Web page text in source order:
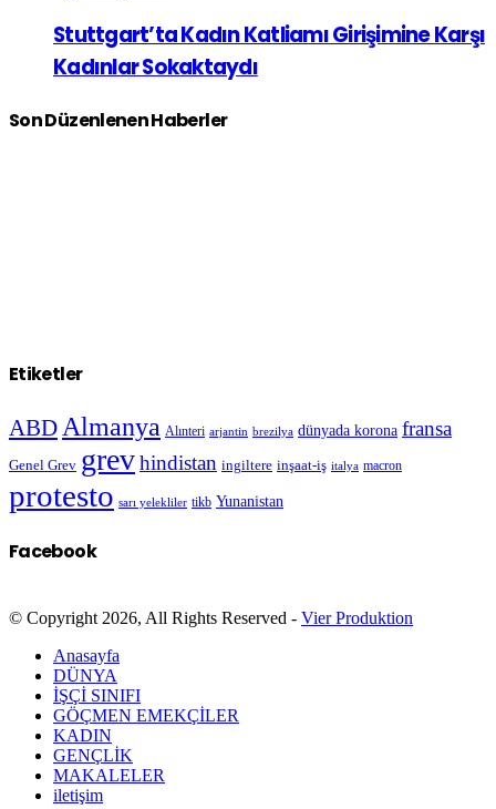
Stuttgart’ta Kadın Katliamı Girişimine Karşı
Kadınlar Sokaktaydı
Son Düzenlenen Haberler
Etiketler
ABD Almanya Alınteri arjantin brezilya dünyada korona fransa
Genel Grev grevhindistan ingiltere inşaat-iş italya macron
protesto sarı yelekliler tikb Yunanistan
Facebook
© Copyright 2026, All Rights Reserved - Vier Produktion
Anasayfa
DÜNYA
İŞÇİ SINIFI
GÖÇMEN EMEKÇİLER
KADIN
GENÇLİK
MAKALELER
iletişim